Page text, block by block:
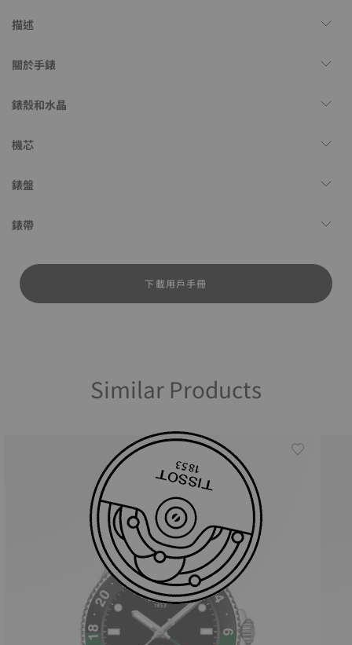
描述
關於手錶
錶殼和水晶
機芯
錶盤
錶帶
下載用戶手冊
Similar Products